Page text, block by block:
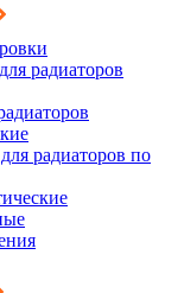
радиаторов
радиаторов по